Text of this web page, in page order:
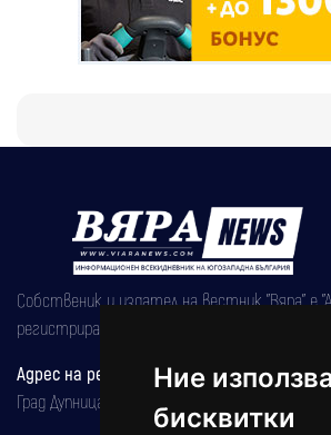
Ние
бисквитки
Собственик и издател на вестник "Вяра" е
регистрирана на 08.05.2002 година.
Адрес на редакцията
Град Дупница, ул.''Христо Ботев" 43